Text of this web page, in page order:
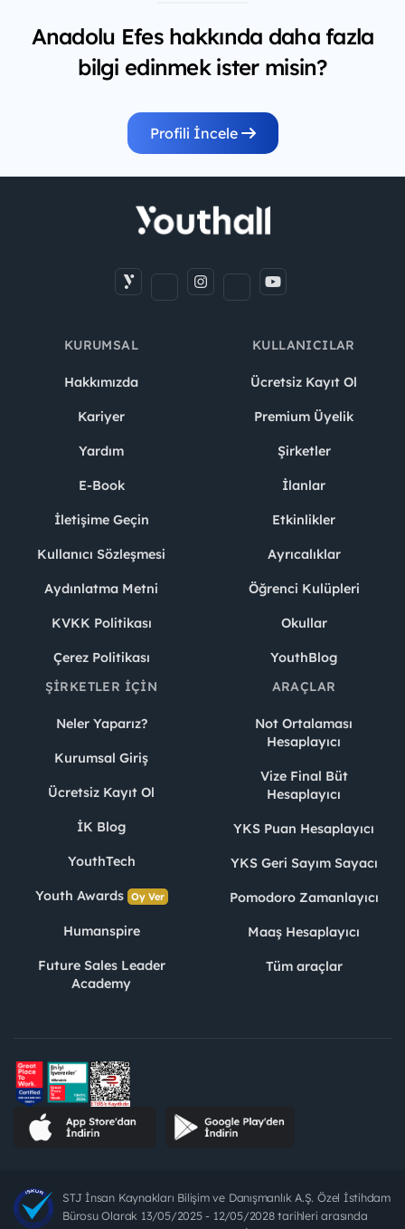
Anadolu Efes hakkında daha fazla
bilgi edinmek ister misin?
Profili İncele
KURUMSAL
Hakkımızda
Kariyer
Yardım
E-Book
İletişime Geçin
Kullanıcı Sözleşmesi
Aydınlatma Metni
KVKK Politikası
Çerez Politikası
KULLANICILAR
Ücretsiz Kayıt Ol
Premium Üyelik
Şirketler
İlanlar
Etkinlikler
Ayrıcalıklar
Öğrenci Kulüpleri
Okullar
YouthBlog
ŞIRKETLER İÇIN
Neler Yaparız?
Kurumsal Giriş
Ücretsiz Kayıt Ol
İK Blog
YouthTech
Youth Awards Oy Ver
Humanspire
Future Sales Leader
Academy
ARAÇLAR
Not Ortalaması
Hesaplayıcı
Vize Final Büt
Hesaplayıcı
YKS Puan Hesaplayıcı
YKS Geri Sayım Sayacı
Pomodoro Zamanlayıcı
Maaş Hesaplayıcı
Tüm araçlar
STJ İnsan Kaynakları Bilişim ve Danışmanlık A.Ş. Özel İstihdam
Bürosu Olarak 13/05/2025 - 12/05/2028 tarihleri arasında